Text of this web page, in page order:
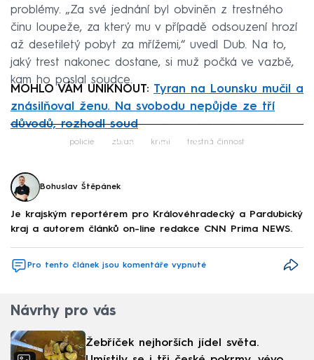
problémy. „Za své jednání byl obviněn z trestného
činu loupeže, za který mu v případě odsouzení hrozí
až desetiletý pobyt za mřížemi,“ uvedl Dub. Na to,
jaký trest nakonec dostane, si muž počká ve vazbě,
kam ho poslal soudce.
MOHLO VÁM UNIKNOUT: Tyran na Lounsku mučil a
znásilňoval ženu. Na svobodu nepůjde ze tří
důvodů, rozhodl soud
Failed to fetch
policie zbraň krimi trestná činnost
Bohuslav Štěpánek
Je krajským reportérem pro Královéhradecký a Pardubický
kraj a autorem článků on-line redakce CNN Prima NEWS.
Pro tento článek jsou komentáře vypnuté
Návrhy pro vás
Žebříček nejhorších jídel světa.